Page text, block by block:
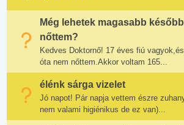
Még lehetek magasabb
nőttem?
Kedves Doktornő! 17 éves fiú
óta nem nőttem.Akkor voltam 165...
élénk sárga vizelet
Jó napot! Pár napja vettem észre
nem valami higiénikus de ez van)...